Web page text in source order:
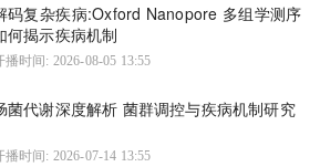
码复杂疾病:Oxford Nanopore 多组学测序
何揭示疾病机制
播时间: 2026-08-05 13:55
菌代谢深度解析 菌群调控与疾病机制研究
播时间: 2026-07-14 13:55